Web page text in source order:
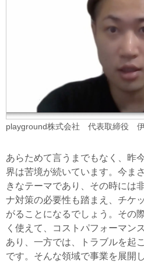
playground株式会社 代表取締役
あらためて言うまでもなく、昨
界は苦境が続いています。今ま
きなテーマであり、その時には
ナ対策の必要性も踏まえ、チケ
がることになるでしょう。その
く使えて、コストパフォーマン
あり、一方では、トラブルを起
です。そんな領域で事業を展開